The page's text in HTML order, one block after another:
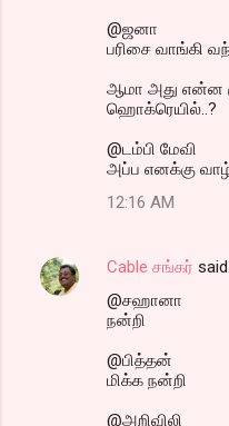
@ஜனா
பரிசை வாங்கி
ஆமா அது என்ன
ஹொக்ரெயில்..?
@டம்பி மேவி
அப்ப எனக்கு
12:16 AM
Cable சங்கர் said…
@சஹானா
நன்றி
@பித்தன்
மிக்க நன்றி
@அறிவிலி